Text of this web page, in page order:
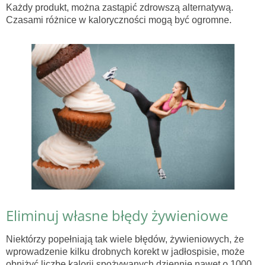
Każdy produkt, można zastąpić zdrowszą alternatywą.
Czasami różnice w kaloryczności mogą być ogromne.
Eliminuj własne błędy żywieniowe
Niektórzy popełniają tak wiele błędów, żywieniowych, że
wprowadzenie kilku drobnych korekt w jadłospisie, może